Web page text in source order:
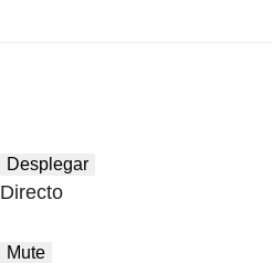
Desplegar
Directo
Mute